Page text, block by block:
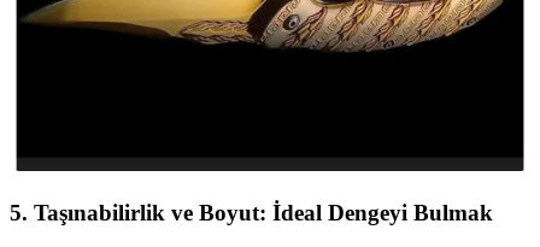
5. Taşınabilirlik ve Boyut: İdeal Dengeyi Bulmak